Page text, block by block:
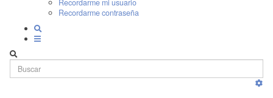
Recordarme mi usuario
Recordarme contraseña